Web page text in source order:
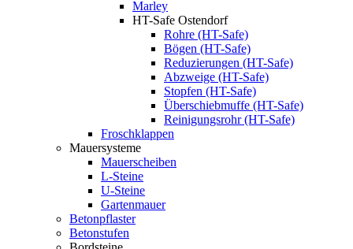
Marley
HT-Safe Ostendorf
Rohre (HT-Safe)
Bögen (HT-Safe)
Reduzierungen (HT-Safe)
Abzweige (HT-Safe)
Stopfen (HT-Safe)
Überschiebmuffe (HT-Safe)
Reinigungsrohr (HT-Safe)
Froschklappen
Mauersysteme
Mauerscheiben
L-Steine
U-Steine
Gartenmauer
Betonpflaster
Betonstufen